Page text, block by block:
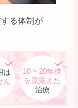
る体制が
は
ん
10 ~ 20年後
を見据えた
治療